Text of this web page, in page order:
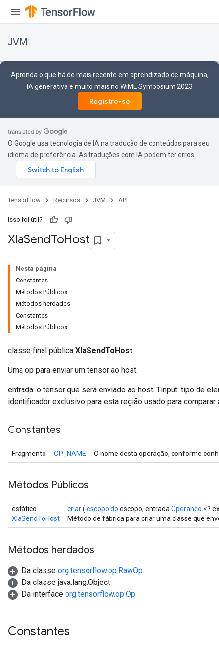
JVM
Aprenda o que há de mais recente em aprendizado de máquina,
IA generativa e muito mais no WiML Symposium 2023
Registre-se
O Google usa tecnologia de IA na tradução de conteúdos para seu
idioma de preferência. As traduções com IA podem ter erros.
TensorFlow Recursos JVM API
Isso foi útil?
XlaSendToHost
Nesta página
Constantes
Métodos Públicos
Métodos herdados
Constantes
Métodos Públicos
classe final pública XlaSendToHost
Uma op para enviar um tensor ao host.
entrada: o tensor que será enviado ao host. Tinput: tipo de
identificador exclusivo para esta região usado para
Constantes
Fragmento OP_NAME O nome desta operação, conforme
Métodos Públicos
estático
XlaSendToHost
criar( escopo do escopo, entrada Operando <?
Método de fábrica para criar uma classe que
Métodos herdados
Da classe org.tensorflow.op.RawOp
Da classe java.lang.Object
Da interface org.tensorflow.op.Op
Constantes